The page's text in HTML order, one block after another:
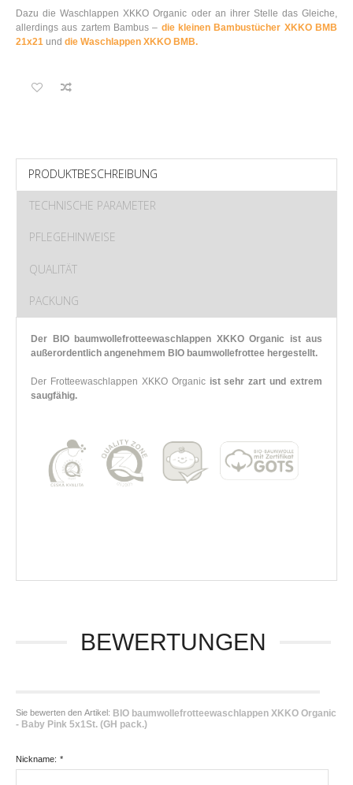
Dazu die Waschlappen XKKO Organic oder an ihrer Stelle das Gleiche,
allerdings aus zartem Bambus – die kleinen Bambustücher XKKO BMB
21x21 und die Waschlappen XKKO BMB.
PRODUKTBESCHREIBUNG
TECHNISCHE PARAMETER
PFLEGEHINWEISE
QUALITÄT
PACKUNG
Der BIO baumwollefrotteewaschlappen XKKO Organic ist aus
außerordentlich angenehmem BIO baumwollefrottee hergestellt.
Der Frotteewaschlappen XKKO Organic ist sehr zart und extrem
saugfähig.
BEWERTUNGEN
Sie bewerten den Artikel: BIO baumwollefrotteewaschlappen XKKO Organic
- Baby Pink 5x1St. (GH pack.)
*
Nickname: